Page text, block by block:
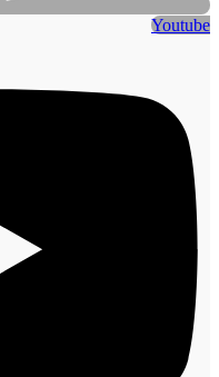
Youtube